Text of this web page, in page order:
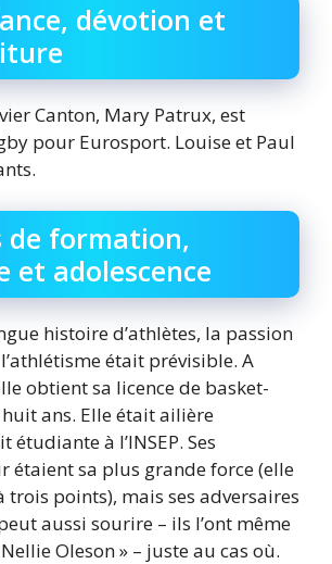
dévotion et
Canton, Mary Patrux, est
pour Eurosport. Louise et Paul
de formation,
et adolescence
histoire d’athlètes, la passion
était prévisible. A
obtient sa licence de basket-
huit ans. Elle était ailière
étudiante à l’INSEP. Ses
étaient sa plus grande force (elle
trois points), mais ses adversaires
aussi sourire – ils l’ont même
Oleson » – juste au cas où.